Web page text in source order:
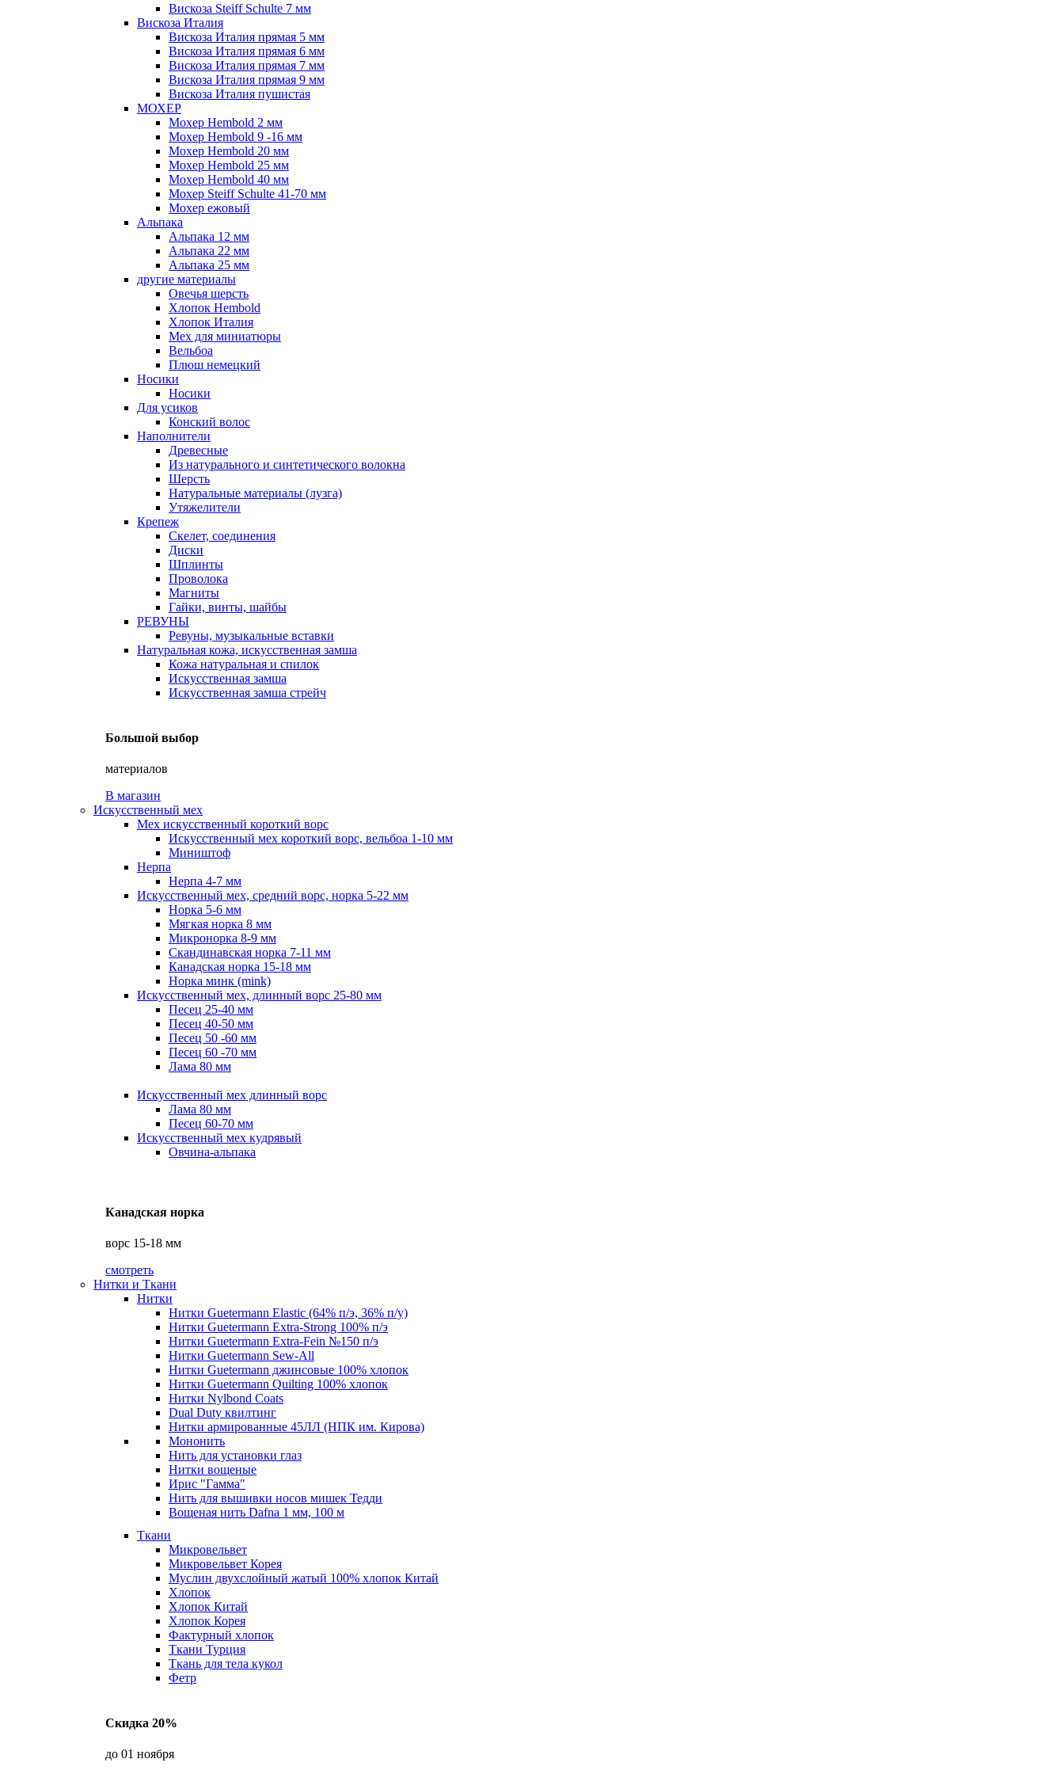
Вискоза Steiff Schulte 7 мм
Вискоза Италия
Вискоза Италия прямая 5 мм
Вискоза Италия прямая 6 мм
Вискоза Италия прямая 7 мм
Вискоза Италия прямая 9 мм
Вискоза Италия пушистая
МОХЕР
Мохер Hembold 2 мм
Мохер Hembold 9 -16 мм
Мохер Hembold 20 мм
Мохер Hembold 25 мм
Мохер Hembold 40 мм
Мохер Steiff Schulte 41-70 мм
Мохер ежовый
Альпака
Альпака 12 мм
Альпака 22 мм
Альпака 25 мм
другие материалы
Овечья шерсть
Хлопок Hembold
Хлопок Италия
Мех для миниатюры
Вельбоа
Плюш немецкий
Носики
Носики
Для усиков
Конский волос
Наполнители
Древесные
Из натурального и синтетического волокна
Шерсть
Натуральные материалы (лузга)
Утяжелители
Крепеж
Скелет, соединения
Диски
Шплинты
Проволока
Магниты
Гайки, винты, шайбы
РЕВУНЫ
Ревуны, музыкальные вставки
Натуральная кожа, искусственная замша
Кожа натуральная и спилок
Искусственная замша
Искусственная замша стрейч
Большой выбор
материалов
В магазин
Искусственный мех
Мех искусственный короткий ворс
Искусственный мех короткий ворс, вельбоа 1-10 мм
Миништоф
Нерпа
Нерпа 4-7 мм
Искусственный мех, средний ворс, норка 5-22 мм
Норка 5-6 мм
Мягкая норка 8 мм
Микронорка 8-9 мм
Скандинавская норка 7-11 мм
Канадская норка 15-18 мм
Норка минк (mink)
Искусственный мех, длинный ворс 25-80 мм
Песец 25-40 мм
Песец 40-50 мм
Песец 50 -60 мм
Песец 60 -70 мм
Лама 80 мм
Искусственный мех длинный ворс
Лама 80 мм
Песец 60-70 мм
Искусственный мех кудрявый
Овчина-альпака
Канадская норка
ворс 15-18 мм
смотреть
Нитки и Ткани
Нитки
Нитки Guetermann Elastic (64% п/э, 36% п/у)
Нитки Guetermann Extra-Strong 100% п/э
Нитки Guetermann Extra-Fein №150 п/э
Нитки Guetermann Sew-All
Нитки Guetermann джинсовые 100% хлопок
Нитки Guetermann Quilting 100% хлопок
Нитки Nylbond Coats
Dual Duty квилтинг
Нитки армированные 45ЛЛ (НПК им. Кирова)
Мононить
Нить для установки глаз
Нитки вощеные
Ирис "Гамма"
Нить для вышивки носов мишек Тедди
Вощеная нить Dafna 1 мм, 100 м
Ткани
Микровельвет
Микровельвет Корея
Муслин двухслойный жатый 100% хлопок Китай
Хлопок
Хлопок Китай
Хлопок Корея
Фактурный хлопок
Ткани Турция
Ткань для тела кукол
Фетр
Скидка 20%
до 01 ноября